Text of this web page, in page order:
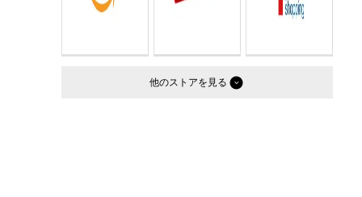
他のストア